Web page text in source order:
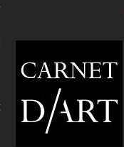
EN VOD